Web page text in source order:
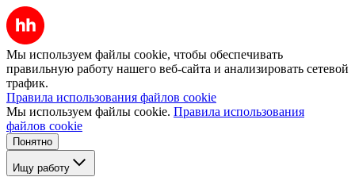
Мы используем файлы cookie, чтобы обеспечивать
правильную работу нашего веб-сайта и анализировать сетевой
трафик.
Правила использования файлов cookie
Мы используем файлы cookie. Правила использования
файлов cookie
Понятно
Ищу работу